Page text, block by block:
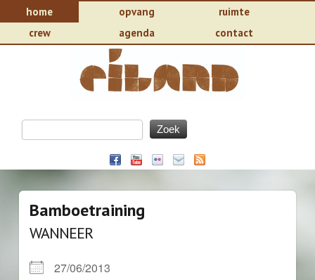
home opvang
ruimte
crew
agenda contact
Bamboetraining
WANNEER
27/06/2013